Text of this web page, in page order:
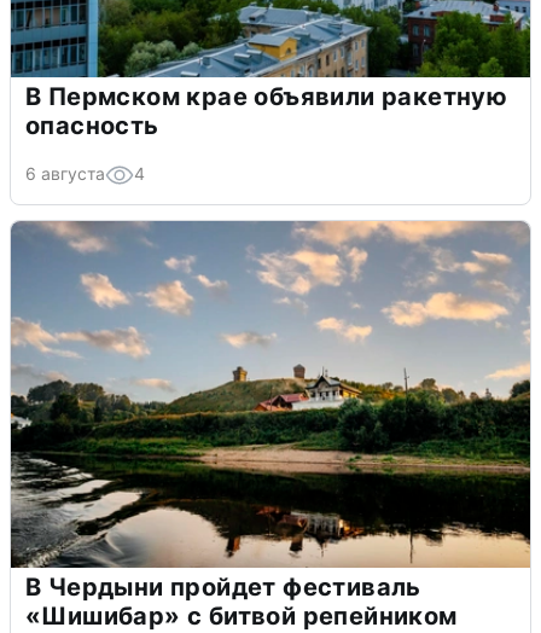
В Пермском крае объявили ракетную
опасность
6 августа 4
В Чердыни пройдет фестиваль
«Шишибар» с битвой репейником